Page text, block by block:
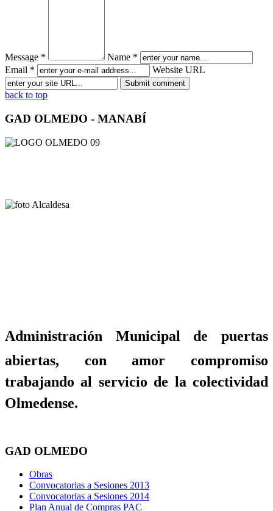
Message *
Name *
Email *
Website URL
back to top
GAD OLMEDO - MANABÍ
Administración Municipal de puertas
abiertas, con amor compromiso
trabajando al servicio de la colectividad
Olmedense.
GAD OLMEDO
Obras
Convocatorias a Sesiones 2013
Convocatorias a Sesiones 2014
Plan Anual de Compras PAC